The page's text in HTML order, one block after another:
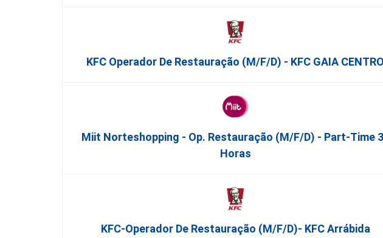
KFC Operador De Restauração (m/f/d) - KFC GAIA CENTRO
Miit Norteshopping - Op. Restauração (m/f/d) - Part-Time
Horas
KFC-Operador De Restauração (m/f/d)- KFC Arrábida